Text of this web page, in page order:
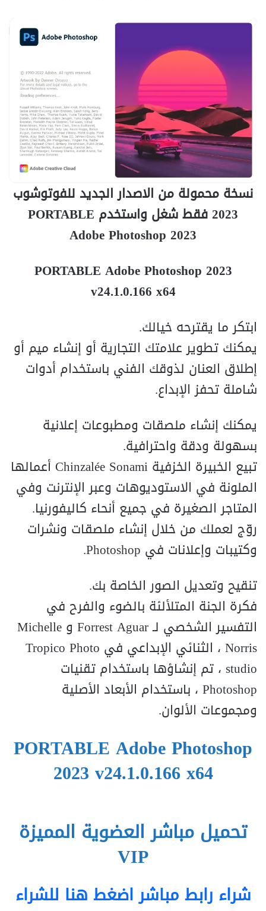
نسخة محمولة من الاصدار الجديد للفوتوشوب
2023 فقط شغل واستخدم PORTABLE
Adobe Photoshop 2023
PORTABLE Adobe Photoshop 2023
v24.1.0.166 x64
ابتكر ما يقترحه خيالك.
يمكنك تطوير علامتك التجارية أو إنشاء ميم أو
إطلاق العنان لذوقك الفني باستخدام أدوات
شاملة تحفز الإبداع.
يمكنك إنشاء ملصقات ومطبوعات إعلانية
بسهولة ودقة واحترافية.
تبيع الخبيرة الخزفية Chinzalée Sonami أعمالها
الملونة في الاستوديوهات وعبر الإنترنت وفي
المتاجر الصغيرة في جميع أنحاء كاليفورنيا.
روّج لعملك من خلال إنشاء ملصقات ونشرات
وكتيبات وإعلانات في Photoshop.
تنقيح وتعديل الصور الخاصة بك.
فكرة الجنة المتلألئة بالضوء والفرح في
التفسير الشخصي لـ Forrest Aguar و Michelle
Norris ، الثنائي الإبداعي في Tropico Photo
studio ، تم إنشاؤها باستخدام تقنيات
Photoshop ، باستخدام الأبعاد الأصلية
ومجموعات الألوان.
PORTABLE Adobe Photoshop
2023 v24.1.0.166 x64
تحميل مباشرالعضوية المميزة
VIP
شراء رابط مباشر اضغط هنا للشراء